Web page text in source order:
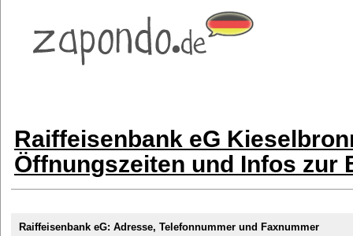
Raiffeisenbank eG
Öffnungszeiten und Infos zur
Raiffeisenbank eG: Adresse, Telefonnummer und Faxnummer